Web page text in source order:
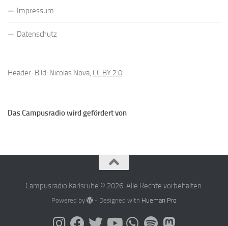
Impressum
Datenschutz
Header-Bild: Nicolas Nova, CC BY 2.0
Das Campusradio wird gefördert von
Campusradio Karlsruhe © 2026. Alle Rechte vorbehalten.
Powered by - Designed with Hueman Pro